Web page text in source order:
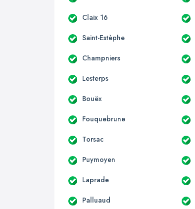
Claix 16
Saint-Estèphe
Champniers
Lesterps
Bouëx
Fouquebrune
Torsac
Puymoyen
Laprade
Palluaud